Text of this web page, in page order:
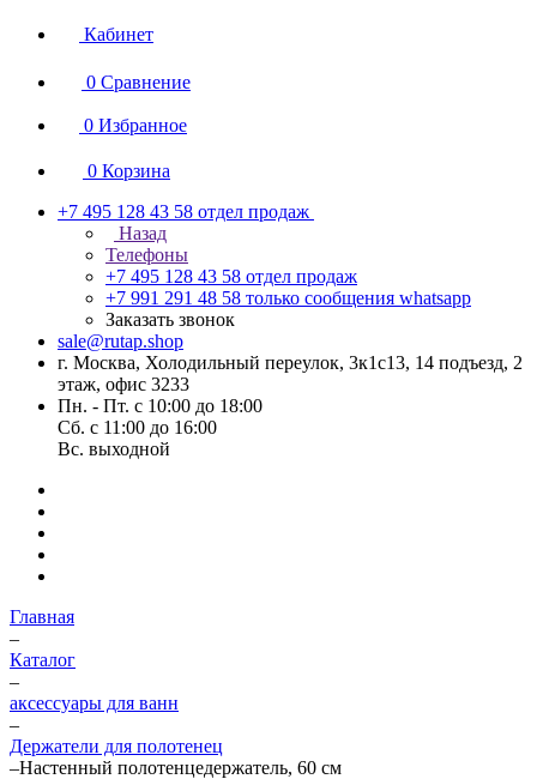
Кабинет
0 Сравнение
0 Избранное
0 Корзина
+7 495 128 43 58 отдел продаж
Назад
Телефоны
+7 495 128 43 58 отдел продаж
+7 991 291 48 58 только сообщения whatsapp
Заказать звонок
sale@rutap.shop
г. Москва, Холодильный переулок, 3к1с13, 14 подъезд, 2
этаж, офис 3233
Пн. - Пт. с 10:00 до 18:00
Сб. с 11:00 до 16:00
Вс. выходной
Главная
–
Каталог
–
аксессуары для ванн
–
Держатели для полотенец
–Настенный полотенцедержатель, 60 см